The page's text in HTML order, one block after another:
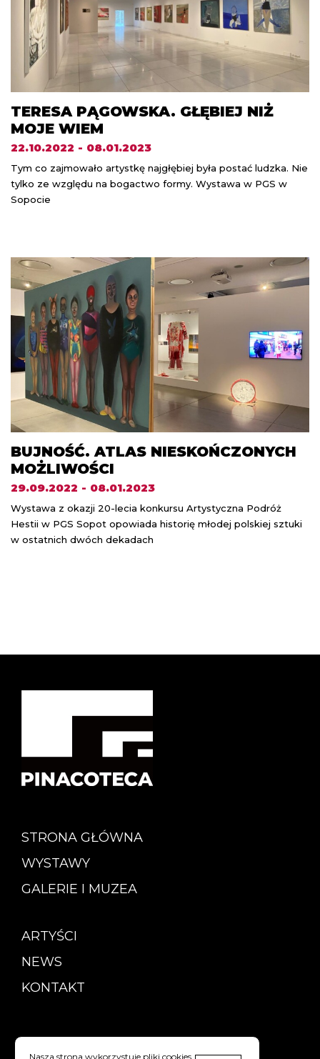
TERESA PĄGOWSKA. GŁĘBIEJ NIŻ
MOJE WIEM
22.10.2022 - 08.01.2023
Tym co zajmowało artystkę najgłębiej była postać ludzka. Nie
tylko ze względu na bogactwo formy. Wystawa w PGS w
Sopocie
BUJNOŚĆ. ATLAS NIESKOŃCZONYCH
MOŻLIWOŚCI
29.09.2022 - 08.01.2023
Wystawa z okazji 20-lecia konkursu Artystyczna Podróż
Hestii w PGS Sopot opowiada historię młodej polskiej sztuki
w ostatnich dwóch dekadach
STRONA GŁÓWNA
WYSTAWY
GALERIE I MUZEA
ARTYŚCI
NEWS
KONTAKT
Copyright © Pinacoteca
Nasza strona wykorzystuje pliki cookies